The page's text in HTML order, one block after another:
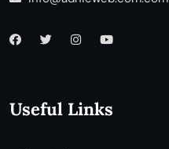
Useful Links